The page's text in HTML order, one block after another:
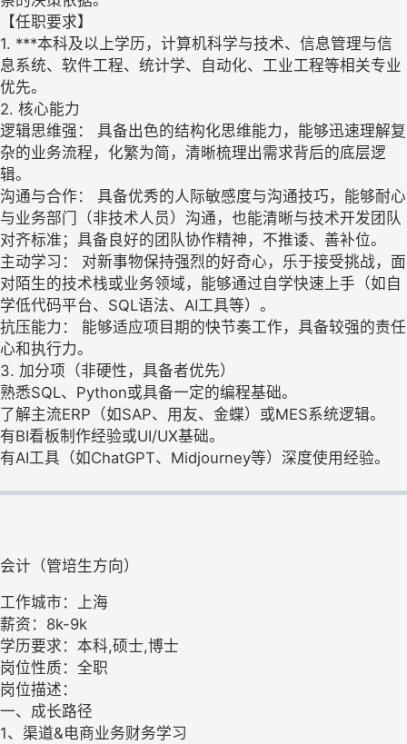
【任职要求】
1. ***本科及以上学历，计算机科学与技术、信息管理与信
息系统、软件工程、统计学、自动化、工业工程等相关专业
优先。
2. 核心能力
逻辑思维强： 具备出色的结构化思维能力，能够迅速理解复
杂的业务流程，化繁为简，清晰梳理出需求背后的底层逻
辑。
沟通与合作： 具备优秀的人际敏感度与沟通技巧，能够耐心
与业务部门（非技术人员）沟通，也能清晰与技术开发团队
对齐标准；具备良好的团队协作精神，不推诿、善补位。
主动学习： 对新事物保持强烈的好奇心，乐于接受挑战，面
对陌生的技术栈或业务领域，能够通过自学快速上手（如自
学低代码平台、SQL语法、AI工具等）。
抗压能力： 能够适应项目期的快节奏工作，具备较强的责任
心和执行力。
3. 加分项（非硬性，具备者优先）
熟悉SQL、Python或具备一定的编程基础。
了解主流ERP（如SAP、用友、金蝶）或MES系统逻辑。
有BI看板制作经验或UI/UX基础。
有AI工具（如ChatGPT、Midjourney等）深度使用经验。
会计（管培生方向）
工作城市：上海
薪资：8k-9k
学历要求：本科,硕士,博士
岗位性质：全职
岗位描述：
一、成长路径
1、渠道&电商业务财务学习